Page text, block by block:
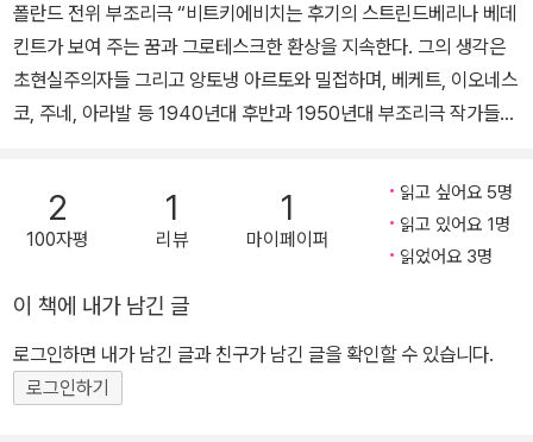
로운 형태와 그로 인한 오해들」, 「연극 분야에서 순수한 형태 이론에
대한 서문」, 에세이 「마약: 니코틴, 알코올, 코카인, 페요틀, 모르핀, 에
테르」 등을 집필했고, 1939년 9월 18일 자살했다. 1985년 탄생 10
0주년을 맞이해 유네스코가 ‘비트카찌의 해’를 선포했다.
로커스상 번역소설 부문 최종 후보에 올랐다. 기이한 상상력과 날카
로운 문제의식을 바탕으로 인간의 존엄성과 사회적 불평등, 사랑과
연대의 가능성을 꾸준히 탐구해 온 작가다.
폴란드 전위 부조리극 “비트키에비치는 후기의 스트린드베리나 베데
킨트가 보여 주는 꿈과 그로테스크한 환상을 지속한다. 그의 생각은
초현실주의자들 그리고 앙토냉 아르토와 밀접하며, 베케트, 이오네스
코, 주네, 아라발 등 1940년대 후반과 1950년대 부조리극 작가들의
비치, 브루노 슐츠, 스타니스와프 이그나찌 비트키에비치. 폴란드의
대표적인 아방가르드 작가들 중 비트키에비치는 국내에 상대적으로
덜 알려져 왔다. 그동안 곰브로비치의 희곡과 슐츠의 소설을 한국어
어를 비롯해 여러 언어로 번역되며 널리 알려진 작품들인 「광인과 수
녀」, 「쇠물닭」, 「폭주 기관차」를 선택했다. 19세기 후반에 태어나 20
세기 초에 제1차 세계대전을 겪고 제2차 세계대전의 시작과 함께 스
스로 생을 마감한 작가 비트키에비치(활동명 비트카찌)는 다재다능
2
100자평
1
리뷰
1
마이페이퍼
읽고 싶어요 5명
읽고 있어요 1명
읽었어요 3명
이 책에 내가 남긴 글
로그인하면 내가 남긴 글과 친구가 남긴 글을 확인할 수 있습니다.
로그인하기